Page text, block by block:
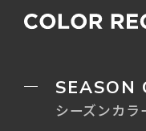
SEASON
シーズンカラ